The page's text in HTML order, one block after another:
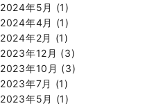
2024年5月 (1)
2024年4月 (1)
2024年2月 (1)
2023年12月 (3)
2023年10月 (3)
2023年7月 (1)
2023年5月 (1)